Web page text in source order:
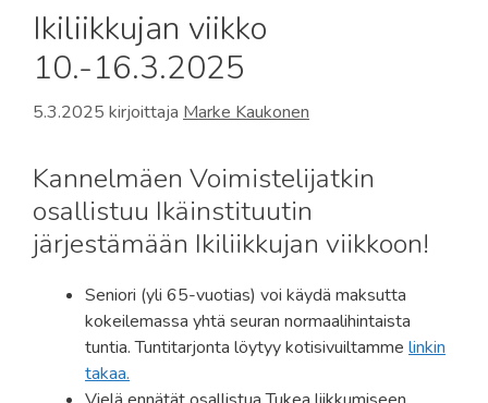
Ikiliikkujan viikko
10.-16.3.2025
5.3.2025 kirjoittaja Marke Kaukonen
Kannelmäen Voimistelijatkin
osallistuu Ikäinstituutin
järjestämään Ikiliikkujan viikkoon!
Seniori (yli 65-vuotias) voi käydä maksutta
kokeilemassa yhtä seuran normaalihintaista
tuntia. Tuntitarjonta löytyy kotisivuiltamme linkin
takaa.